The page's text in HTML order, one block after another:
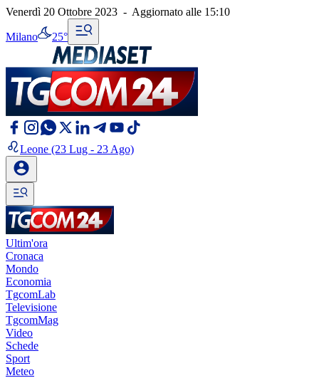
Venerdì 20 Ottobre 2023 - Aggiornato alle 15:10
Milano 25°
Leone (23 Lug - 23 Ago)
Ultim'ora
Cronaca
Mondo
Economia
TgcomLab
Televisione
TgcomMag
Video
Schede
Sport
Meteo